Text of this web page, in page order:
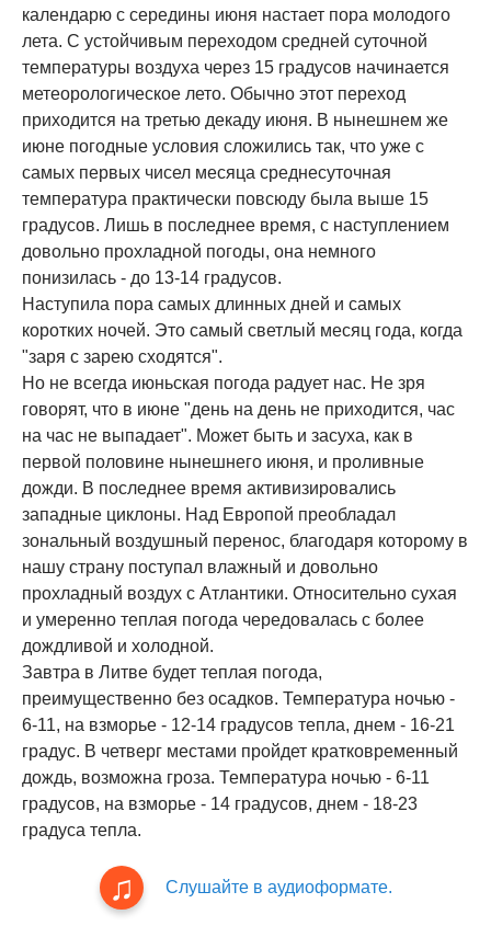
календарю с середины июня настает пора молодого
лета. С устойчивым переходом средней суточной
температуры воздуха через 15 градусов начинается
метеорологическое лето. Обычно этот переход
приходится на третью декаду июня. В нынешнем же
июне погодные условия сложились так, что уже с
самых первых чисел месяца среднесуточная
температура практически повсюду была выше 15
градусов. Лишь в последнее время, с наступлением
довольно прохладной погоды, она немного
понизилась - до 13-14 градусов.
Наступила пора самых длинных дней и самых
коротких ночей. Это самый светлый месяц года, когда
"заря с зарею сходятся".
Но не всегда июньская погода радует нас. Не зря
говорят, что в июне "день на день не приходится, час
на час не выпадает". Может быть и засуха, как в
первой половине нынешнего июня, и проливные
дожди. В последнее время активизировались
западные циклоны. Над Европой преобладал
зональный воздушный перенос, благодаря которому в
нашу страну поступал влажный и довольно
прохладный воздух с Атлантики. Относительно сухая
и умеренно теплая погода чередовалась с более
дождливой и холодной.
Завтра в Литве будет теплая погода,
преимущественно без осадков. Температура ночью -
6-11, на взморье - 12-14 градусов тепла, днем - 16-21
градус. В четверг местами пройдет кратковременный
дождь, возможна гроза. Температура ночью - 6-11
градусов, на взморье - 14 градусов, днем - 18-23
градуса тепла.
Слушайте в аудиоформате.